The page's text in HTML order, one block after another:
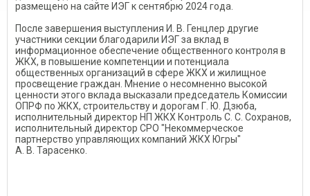
размещено на сайте ИЭГ к сентябрю 2024 года.
После завершения выступления И. В. Генцлер другие
участники секции благодарили ИЭГ за вклад в
информационное обеспечение общественного контроля в
ЖКХ, в повышение компетенции и потенциала
общественных организаций в сфере ЖКХ и жилищное
просвещение граждан. Мнение о несомненно высокой
ценности этого вклада высказали председатель Комиссии
ОПРФ по ЖКХ, строительству и дорогам Г. Ю. Дзюба,
исполнительный директор НП ЖКХ Контроль С. С. Сохранов,
исполнительный директор СРО "Некоммерческое
партнерство управляющих компаний ЖКХ Югры"
А. В. Тарасенко.